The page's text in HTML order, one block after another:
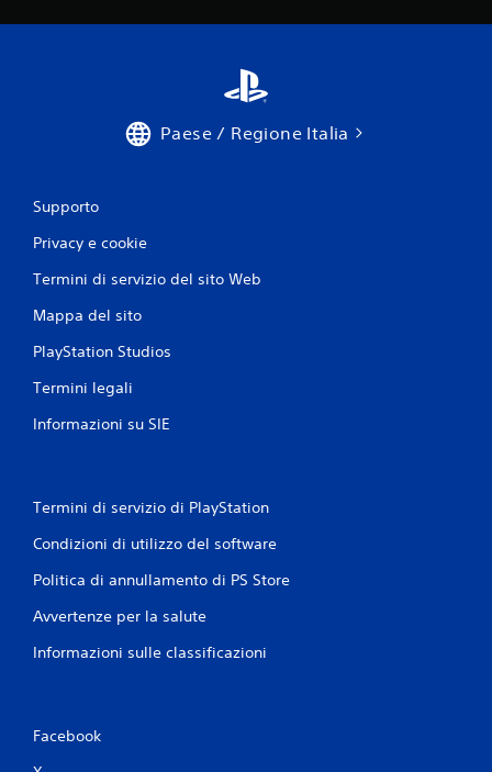
Paese / Regione Italia
Supporto
Privacy e cookie
Termini di servizio del sito Web
Mappa del sito
PlayStation Studios
Termini legali
Informazioni su SIE
Termini di servizio di PlayStation
Condizioni di utilizzo del software
Politica di annullamento di PS Store
Avvertenze per la salute
Informazioni sulle classificazioni
Facebook